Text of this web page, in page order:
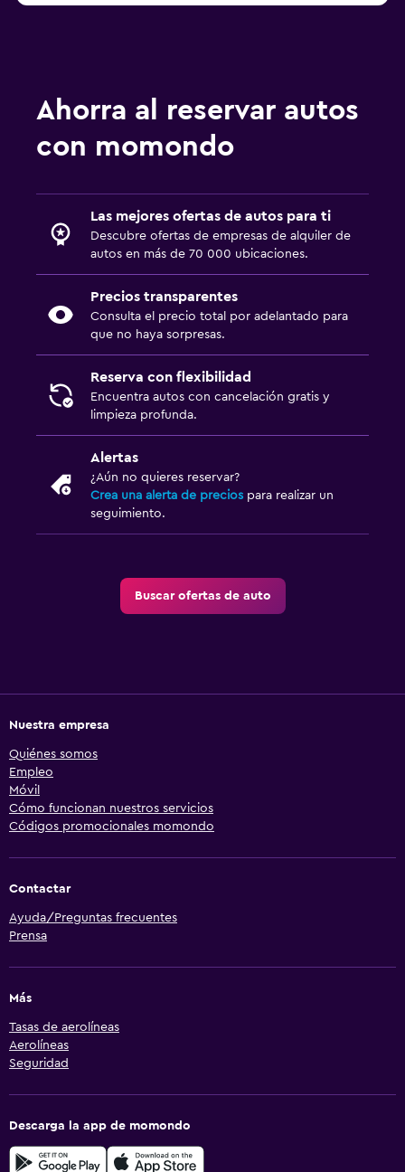
Ahorra al reservar autos
con momondo
Las mejores ofertas de autos para ti
Descubre ofertas de empresas de alquiler de
autos en más de 70 000 ubicaciones.
Precios transparentes
Consulta el precio total por adelantado para
que no haya sorpresas.
Reserva con flexibilidad
Encuentra autos con cancelación gratis y
limpieza profunda.
Alertas
¿Aún no quieres reservar?
Crea una alerta de precios para realizar un
seguimiento.
Buscar ofertas de auto
Nuestra empresa
Quiénes somos
Empleo
Móvil
Cómo funcionan nuestros servicios
Códigos promocionales momondo
Contactar
Ayuda/Preguntas frecuentes
Prensa
Más
Tasas de aerolíneas
Aerolíneas
Seguridad
Descarga la app de momondo